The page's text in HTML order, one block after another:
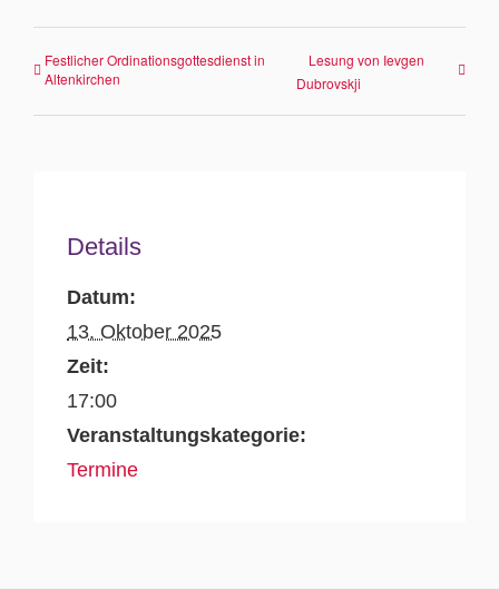
Festlicher Ordinationsgottesdienst in
Altenkirchen
Lesung von Ievgen
Dubrovskji
Details
Datum:
13. Oktober 2025
Zeit:
17:00
Veranstaltungskategorie:
Termine